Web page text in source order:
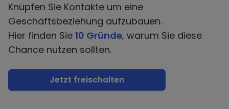
Knüpfen Sie Kontakte um eine
Geschäftsbeziehung aufzubauen.
Hier finden Sie 10 Gründe, warum Sie diese
Chance nutzen sollten.
Jetzt freischalten